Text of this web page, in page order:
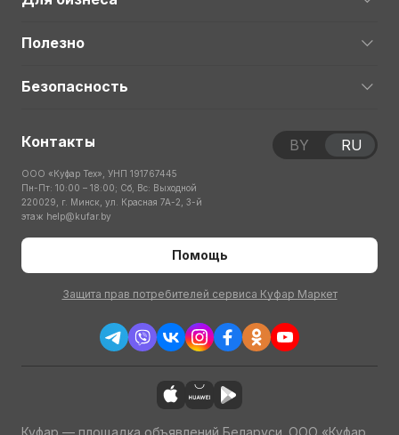
Полезно
Безопасность
Контакты
ООО «Куфар Тех», УНП 191767445
Пн-Пт: 10:00 – 18:00; Сб, Вс: Выходной
220029, г. Минск, ул. Красная 7А-2, 3-й
этаж help@kufar.by
Помощь
Защита прав потребителей сервиса Куфар Маркет
BY RU
Куфар — площадка объявлений Беларуси. ООО «Куфар